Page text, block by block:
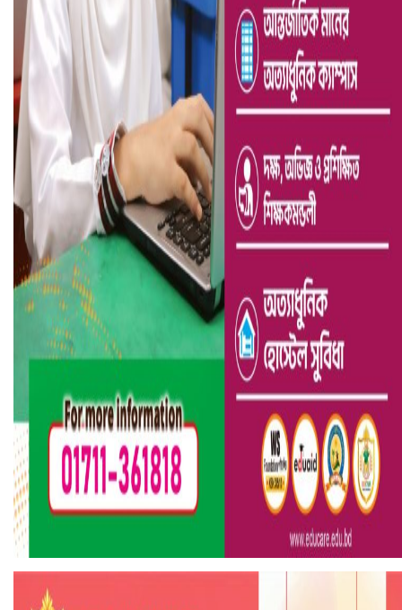
ভারতে ভয়াবহ সড়ক দুর্ঘটনা, নিহত ১৫
হলিউডে নতুন প্রেমের গুঞ্জন